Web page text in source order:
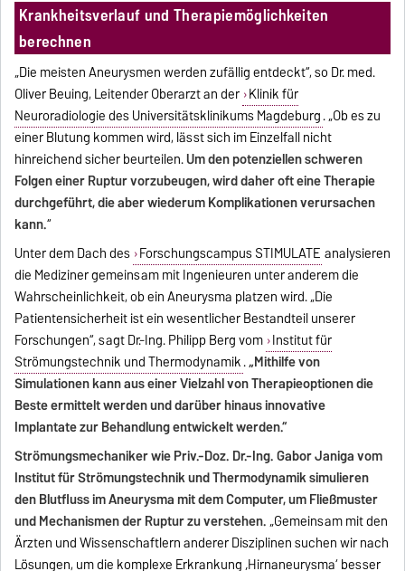
Krankheitsverlauf und Therapiemöglichkeiten
berechnen
„Die meisten Aneurysmen werden zufällig entdeckt“, so Dr. med.
Oliver Beuing, Leitender Oberarzt an der Klinik für
Neuroradiologie des Universitätsklinikums Magdeburg. „Ob es zu
einer Blutung kommen wird, lässt sich im Einzelfall nicht
hinreichend sicher beurteilen.Um den potenziellen schweren
Folgen einer Ruptur vorzubeugen, wird daher oft eine Therapie
durchgeführt, die aber wiederum Komplikationen verursachen
kann.“
Unter dem Dach des Forschungscampus STIMULATE analysieren
die Mediziner gemeinsam mit Ingenieuren unter anderem die
Wahrscheinlichkeit, ob ein Aneurysma platzen wird. „Die
Patientensicherheit ist ein wesentlicher Bestandteil unserer
Forschungen“, sagt Dr.-Ing. Philipp Berg vom Institut für
Strömungstechnik und Thermodynamik.„Mithilfe von
Simulationen kann aus einer Vielzahl von Therapieoptionen die
Beste ermittelt werden und darüber hinaus innovative
Implantate zur Behandlung entwickelt werden.“
Strömungsmechaniker wie Priv.-Doz. Dr.-Ing. Gabor Janiga vom
Institut für Strömungstechnik und Thermodynamik simulieren
den Blutfluss im Aneurysma mit dem Computer, um Fließmuster
und Mechanismen der Ruptur zu verstehen.„Gemeinsam mit den
Ärzten und Wissenschaftlern anderer Disziplinen suchen wir nach
Lösungen, um die komplexe Erkrankung ‚Hirnaneurysma‘ besser